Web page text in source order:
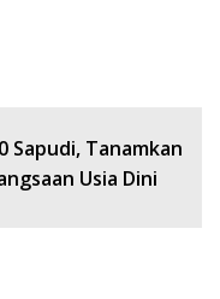
Sapudi, Tanamkan
Usia Dini